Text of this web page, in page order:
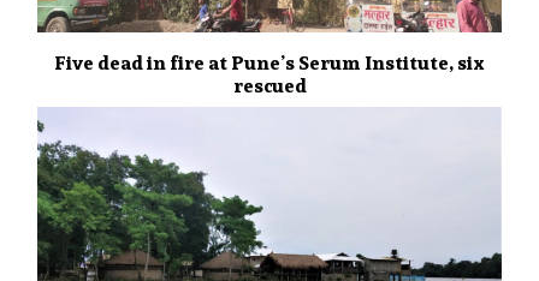
Five dead in fire at Pune’s Serum Institute, six
rescued